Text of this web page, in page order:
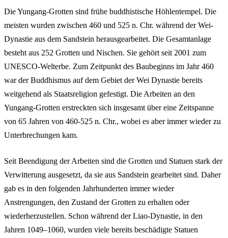
Die Yungang-Grotten sind frühe buddhistische Höhlentempel. Die
meisten wurden zwischen 460 und 525 n. Chr. während der Wei-
Dynastie aus dem Sandstein herausgearbeitet. Die Gesamtanlage
besteht aus 252 Grotten und Nischen. Sie gehört seit 2001 zum
UNESCO-Welterbe. Zum Zeitpunkt des Baubeginns im Jahr 460
war der Buddhismus auf dem Gebiet der Wei Dynastie bereits
weitgehend als Staatsreligion gefestigt. Die Arbeiten an den
Yungang-Grotten erstreckten sich insgesamt über eine Zeitspanne
von 65 Jahren von 460-525 n. Chr., wobei es aber immer wieder zu
Unterbrechungen kam.
Seit Beendigung der Arbeiten sind die Grotten und Statuen stark der
Verwitterung ausgesetzt, da sie aus Sandstein gearbeitet sind. Daher
gab es in den folgenden Jahrhunderten immer wieder
Anstrengungen, den Zustand der Grotten zu erhalten oder
wiederherzustellen. Schon während der Liao-Dynastie, in den
Jahren 1049–1060, wurden viele bereits beschädigte Statuen